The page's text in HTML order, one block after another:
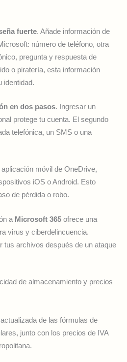
fuerte. Añade información de
número de teléfono, otra
pregunta y respuesta de
o piratería, esta información
identidad.
en dos pasos. Ingresar un
protege tu cuenta. El segundo
telefónica, un SMS o una
móvil de OneDrive,
iOS o Android. Esto
de pérdida o robo.
a Microsoft 365 ofrece una
virus y ciberdelincuencia.
tus archivos después de un ataque
de almacenamiento y precios
de las fórmulas de
junto con los precios de IVA